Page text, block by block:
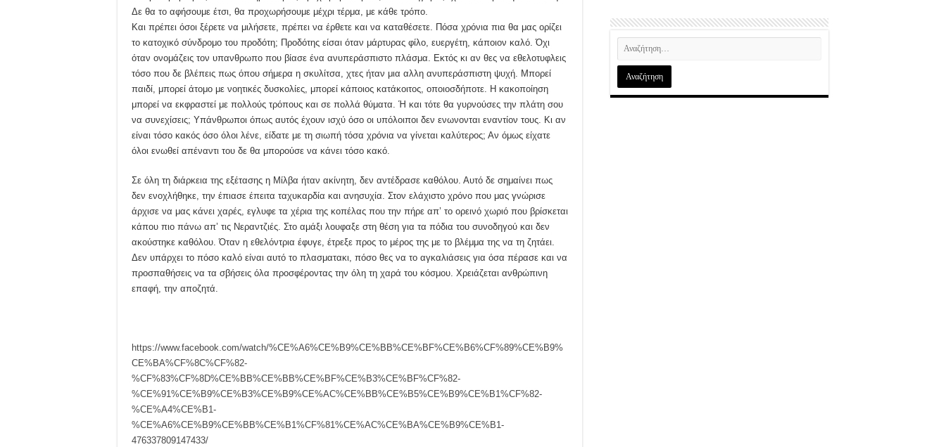
Δε θα το αφήσουμε έτσι, θα προχωρήσουμε μέχρι τέρμα, με κάθε τρόπο.
Και πρέπει όσοι ξέρετε να μιλήσετε, πρέπει να έρθετε και να καταθέσετε. Πόσα χρόνια πια θα μας ορίζει
το κατοχικό σύνδρομο του προδότη; Προδότης είσαι όταν μάρτυρας φίλο, ευεργέτη, κάποιον καλό. Όχι
όταν ονομάζεις τον υπανθρωπο που βίασε ένα ανυπεράσπιστο πλάσμα. Εκτός κι αν θες να εθελοτυφλεις
τόσο που δε βλέπεις πως όπου σήμερα η σκυλίτσα, χτες ήταν μια αλλη ανυπεράσπιστη ψυχή. Μπορεί
παιδί, μπορεί άτομο με νοητικές δυσκολίες, μπορεί κάποιος κατάκοιτος, οποιοσδήποτε. Η κακοποίηση
μπορεί να εκφραστεί με πολλούς τρόπους και σε πολλά θύματα. Ή και τότε θα γυρνούσες την πλάτη σου
να συνεχίσεις; Υπάνθρωποι όπως αυτός έχουν ισχύ όσο οι υπόλοιποι δεν ενωνονται εναντίον τους. Κι αν
είναι τόσο κακός όσο όλοι λένε, είδατε με τη σιωπή τόσα χρόνια να γίνεται καλύτερος; Αν όμως είχατε
όλοι ενωθεί απέναντι του δε θα μπορούσε να κάνει τόσο κακό.
Σε όλη τη διάρκεια της εξέτασης η Μίλβα ήταν ακίνητη, δεν αντέδρασε καθόλου. Αυτό δε σημαίνει πως
δεν ενοχλήθηκε, την έπιασε έπειτα ταχυκαρδία και ανησυχία. Στον ελάχιστο χρόνο που μας γνώρισε
άρχισε να μας κάνει χαρές, εγλυφε τα χέρια της κοπέλας που την πήρε απ’ το ορεινό χωριό που βρίσκεται
κάπου πιο πάνω απ’ τις Νεραντζιές. Στο αμάξι λουφαξε στη θέση για τα πόδια του συνοδηγού και δεν
ακούστηκε καθόλου. Όταν η εθελόντρια έφυγε, έτρεξε προς το μέρος της με το βλέμμα της να τη ζητάει.
Δεν υπάρχει το πόσο καλό είναι αυτό το πλασματακι, πόσο θες να το αγκαλιάσεις για όσα πέρασε και να
προσπαθήσεις να τα σβήσεις όλα προσφέροντας την όλη τη χαρά του κόσμου. Χρειάζεται ανθρώπινη
επαφή, την αποζητά.
https://www.facebook.com/watch/%CE%A6%CE%B9%CE%BB%CE%BF%CE%B6%CF%89%CE%B9%
CE%BA%CF%8C%CF%82-
%CF%83%CF%8D%CE%BB%CE%BB%CE%BF%CE%B3%CE%BF%CF%82-
%CE%91%CE%B9%CE%B3%CE%B9%CE%AC%CE%BB%CE%B5%CE%B9%CE%B1%CF%82-
%CE%A4%CE%B1-
%CE%A6%CE%B9%CE%BB%CE%B1%CF%81%CE%AC%CE%BA%CE%B9%CE%B1-
476337809147433/